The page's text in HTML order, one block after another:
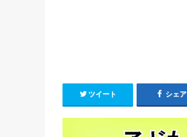
ツイート シェア